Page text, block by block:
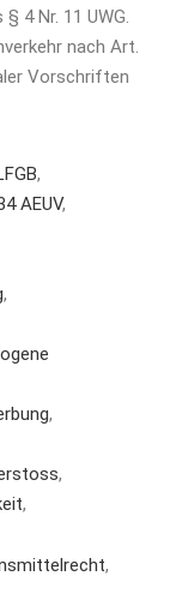
4 Nr. 11 UWG.
nach Art.
Vorschriften
,
AEUV,
,
,
,
,
,